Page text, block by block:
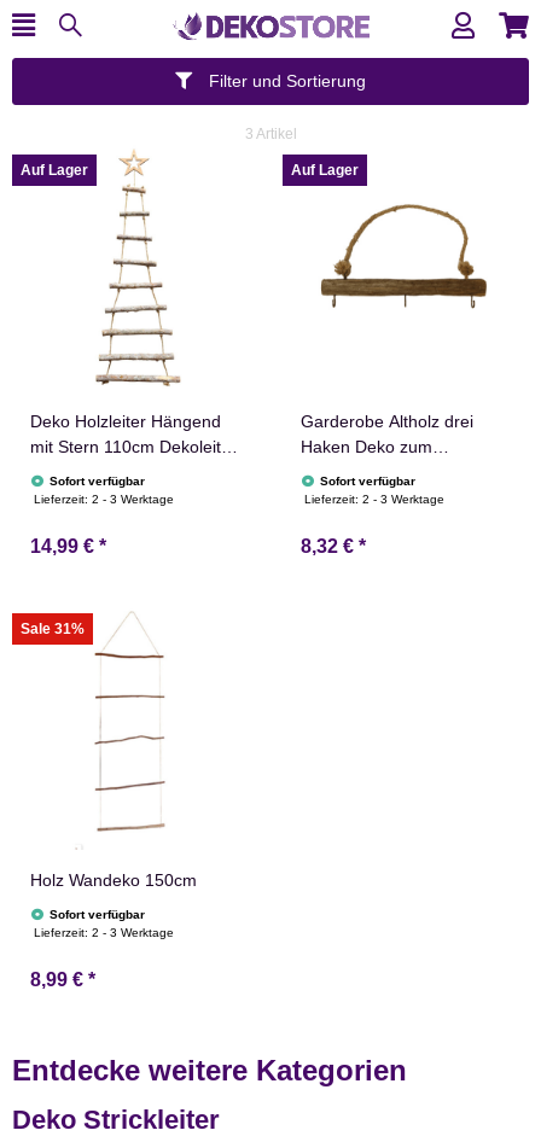
Filter und Sortierung
3 Artikel
Auf Lager
Deko Holzleiter Hängend
mit Stern 110cm Dekoleiter
Holz Leiter
Sofort verfügbar
Lieferzeit:2 - 3 Werktage
14,99 € *
Auf Lager
Garderobe Altholz drei
Haken Deko zum
Aufhängen Treibholz
Hängedeko 30cm
Sofort verfügbar
Lieferzeit:2 - 3 Werktage
8,32 € *
Sale 31%
Holz Wandeko 150cm
Sofort verfügbar
Lieferzeit:2 - 3 Werktage
8,99 € *
Entdecke weitere Kategorien
Deko Strickleiter